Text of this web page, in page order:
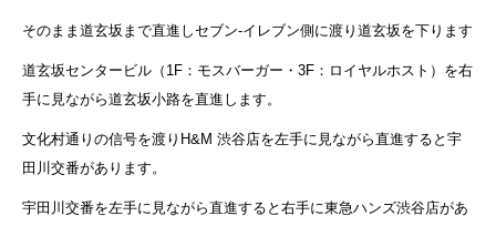
そのまま道玄坂まで直進しセブン-イレブン側に渡り道玄坂を下ります
道玄坂センタービル（1F：モスバーガー・3F：ロイヤルホスト）を右
手に見ながら道玄坂小路を直進します。
文化村通りの信号を渡りH&M 渋谷店を左手に見ながら直進すると宇
田川交番があります。
宇田川交番を左手に見ながら直進すると右手に東急ハンズ渋谷店があ